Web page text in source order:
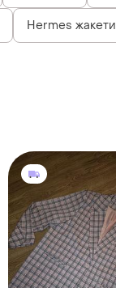
Hermes жакети